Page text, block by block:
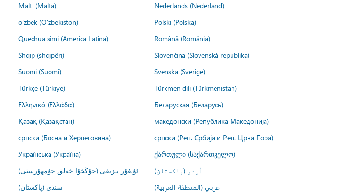
Malti (Malta)
Nederlands (Nederland)
o'zbek (O'zbekiston)
Polski (Polska)
Quechua simi (America Latina)
Română (România)
Shqip (shqipëri)
Slovenčina (Slovenská republika)
Suomi (Suomi)
Svenska (Sverige)
Türkçe (Türkiye)
Türkmen dili (Türkmenistan)
Ελληνικά (Ελλάδα)
Беларуская (Беларусь)
Қазақ (Қазақстан)
македонски (Република Македонија)
српски (Босна и Херцеговина)
српски (Реп. Србија и Реп. Црна Гора)
Українська (Україна)
ქართული (საქართველო)
ئۇيغۇر يېزىقى (جۇڭخۇا خەلق جۇمھۇرىيىتى)
اُردو (پاکستان)
سنڌي (پاکستان)
عربي (المنطقة العربية)